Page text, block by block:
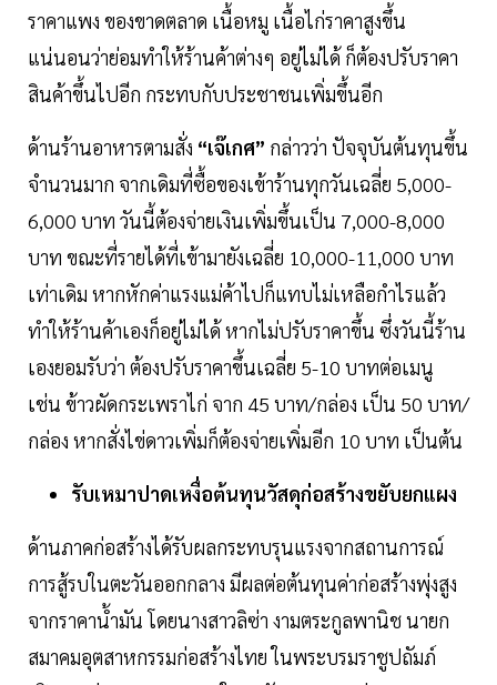
ราคาแพง ของขาดตลาด เนื้อหมู เนื้อไก่ราคาสูงขึ้น
แน่นอนว่าย่อมทำให้ร้านค้าต่างๆ อยู่ไม่ได้ ก็ต้องปรับราคา
สินค้าขึ้นไปอีก กระทบกับประชาชนเพิ่มขึ้นอีก
ด้านร้านอาหารตามสั่ง “เจ๊เกศ” กล่าวว่า ปัจจุบันต้นทุนขึ้น
จำนวนมาก จากเดิมที่ซื้อของเข้าร้านทุกวันเฉลี่ย 5,000-
6,000 บาท วันนี้ต้องจ่ายเงินเพิ่มขึ้นเป็น 7,000-8,000
บาท ขณะที่รายได้ที่เข้ามายังเฉลี่ย 10,000-11,000 บาท
เท่าเดิม หากหักค่าแรงแม่ค้าไปก็แทบไม่เหลือกำไรแล้ว
ทำให้ร้านค้าเองก็อยู่ไม่ได้ หากไม่ปรับราคาขึ้น ซึ่งวันนี้ร้าน
เองยอมรับว่า ต้องปรับราคาขึ้นเฉลี่ย 5-10 บาทต่อเมนู
เช่น ข้าวผัดกระเพราไก่ จาก 45 บาท/กล่อง เป็น 50 บาท/
กล่อง หากสั่งไข่ดาวเพิ่มก็ต้องจ่ายเพิ่มอีก 10 บาท เป็นต้น
รับเหมาปาดเหงื่อต้นทุนวัสดุก่อสร้างขยับยกแผง
ด้านภาคก่อสร้างได้รับผลกระทบรุนแรงจากสถานการณ์
การสู้รบในตะวันออกกลาง มีผลต่อต้นทุนค่าก่อสร้างพุ่งสูง
จากราคาน้ำมัน โดยนางสาวลิซ่า งามตระกูลพานิช นายก
สมาคมอุตสาหกรรมก่อสร้างไทย ในพระบรมราชูปถัมภ์